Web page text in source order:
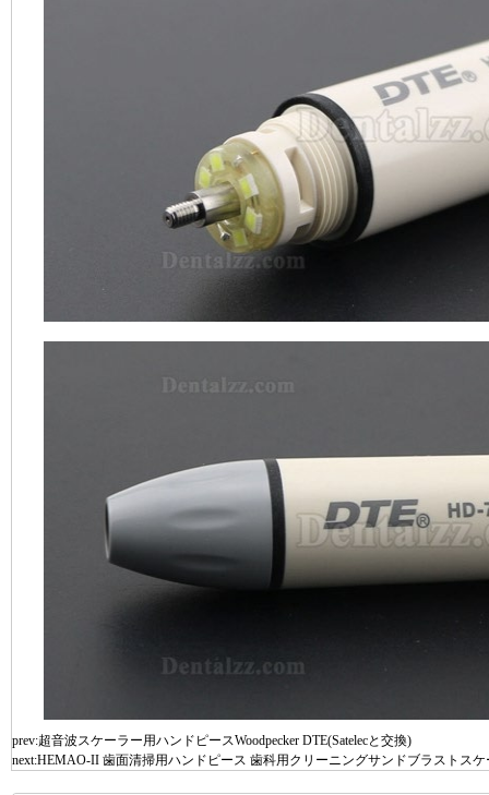
prev:超音波スケーラー用ハンドピースWoodpecker DTE(Satelecと交換)
next:HEMAO-II 歯面清掃用ハンドピース 歯科用クリーニングサンドブラストスケ